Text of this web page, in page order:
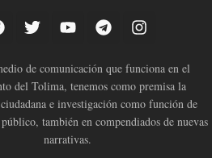
de comunicación que funciona en el
del Tolima, tenemos como premisa la
e investigación como función de
también en compendiados de nuevas
narrativas.